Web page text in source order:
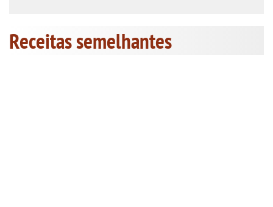
Receitas semelhantes